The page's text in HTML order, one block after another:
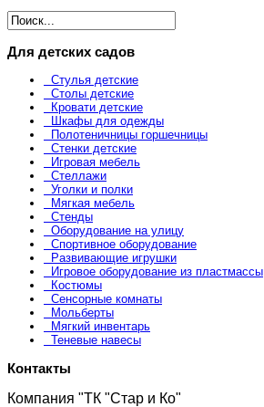
Для детских садов
Стулья детские
Столы детские
Кровати детские
Шкафы для одежды
Полотеничницы горшечницы
Стенки детские
Игровая мебель
Стеллажи
Уголки и полки
Мягкая мебель
Стенды
Оборудование на улицу
Спортивное оборудование
Развивающие игрушки
Игровое оборудование из пластмассы
Костюмы
Сенсорные комнаты
Мольберты
Мягкий инвентарь
Теневые навесы
Контакты
Компания "ТК "Стар и Ко"